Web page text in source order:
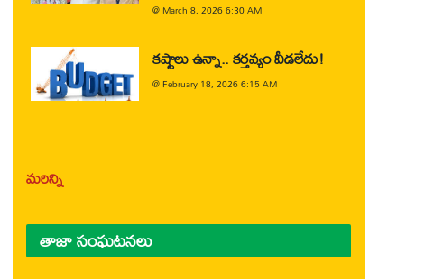
@ March 8, 2026 6:30 AM
కష్టాలు ఉన్నా.. కర్తవ్యం వీడలేదు!
@February 18, 2026 6:15 AM
మరిన్ని
తాజా సంఘటనలు